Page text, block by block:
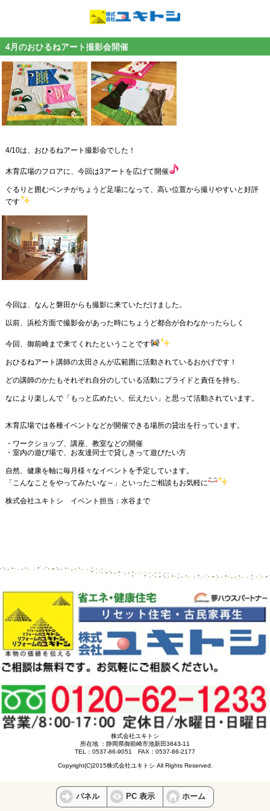
4月のおひるねアート撮影会開催
4/10は、おひるねアート撮影会でした！
木育広場のフロアに、今回は3アートを広げて開催
ぐるりと囲むベンチがちょうど足場になって、高い位置から撮りやすいと好評
です
今回は、なんと磐田からも撮影に来ていただけました。
以前、浜松方面で撮影会があった時にちょうど都合が合わなかったらしく
今回、御前崎まで来てくれたということです
おひるねアート講師の太田さんが広範囲に活動されているおかげです！
どの講師のかたもそれぞれ自分のしている活動にプライドと責任を持ち、
なにより楽しんで「もっと広めたい、伝えたい」と思って活動されています。
木育広場では各種イベントなどが開催できる場所の貸出を行っています。
・ワークショップ、講座、教室などの開催
・室内の遊び場で、お友達同士で貸しきって遊びたい方
自然、健康を軸に毎月様々なイベントを予定しています。
「こんなことをやってみたいな～」といったご相談もお気軽に
株式会社ユキトシ イベント担当：水谷まで
株式会社ユキトシ
所在地 ：静岡県御前崎市池新田3843-11
TEL：0537-86-9051 FAX：0537-86-2177
Copyright(C)2015株式会社ユキトシ All Rights Reserved.
パネル PC 表示 ホーム